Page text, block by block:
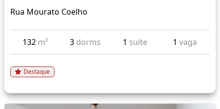
Rua Mourato Coelho
132 m² 3 dorms 1 suíte 1 vaga
Destaque